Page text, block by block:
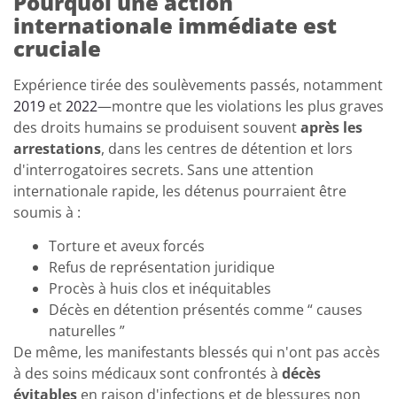
internationale immédiate est
cruciale
Expérience tirée des soulèvements passés, notamment
2019 et2022—montre que les violations les plus graves
des droits humains se produisent souventaprès les
arrestations, dans les centres de détention et lors
d'interrogatoires secrets. Sans une attention
internationale rapide, les détenus pourraient être
soumis à :
Torture et aveux forcés
Refus de représentation juridique
Procès à huis clos et inéquitables
Décès en détention présentés comme “ causes
naturelles ”
De même, les manifestants blessés qui n'ont pas accès
à des soins médicaux sont confrontés à décès
évitables en raison d'infections et de blessures non